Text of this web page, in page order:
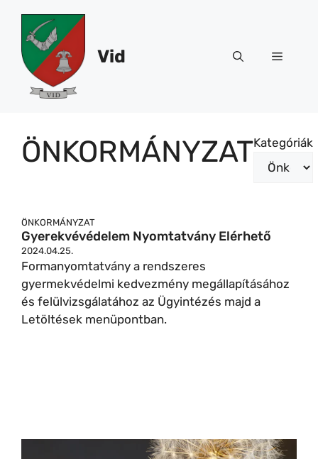
tartalomba
Vid Menü
ÖNKORMÁNYZATKategóriák
ÖNKORMÁNYZAT
Gyerekvévédelem Nyomtatvány Elérhető
2024.04.25.
Formanyomtatvány a rendszeres
gyermekvédelmi kedvezmény megállapításához
és felülvizsgálatához az Ügyintézés majd a
Letöltések menüpontban.